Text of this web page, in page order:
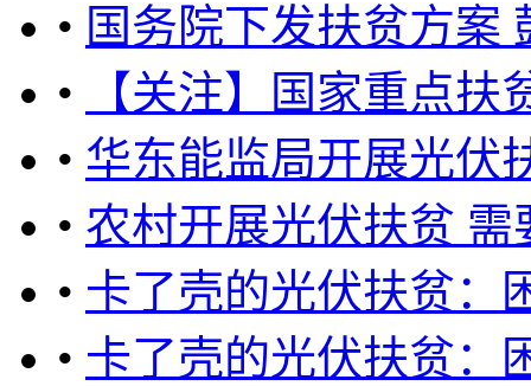
• 国务院下发扶贫方案
•
【关注】国家重点扶
• 华东能监局开展光伏
• 农村开展光伏扶贫
• 卡了壳的光伏扶贫：
• 卡了壳的光伏扶贫：